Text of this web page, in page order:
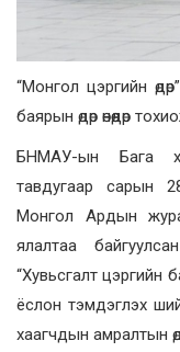
“Монгол цэргийн
баярын өдөр өнөөдөр
БНМАУ-ын Бага
тавдугаар сарын
Монгол Ардын
ялалтаа
“Хувьсгалт цэргийн
ёслон тэмдэглэх
хаагчдын амралтын